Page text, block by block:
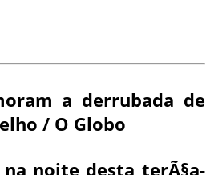
a derrubada de
/ O Globo
na noite desta terÃ§a-